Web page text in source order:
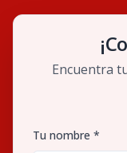
Encuentra
Tu nombre *